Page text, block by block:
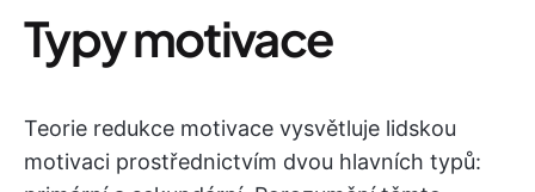
Typy motivace
Teorie redukce motivace vysvětluje lidskou
motivaci prostřednictvím dvou hlavních typů: